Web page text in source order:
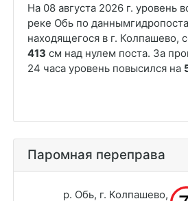
Паромная переправа
р. Обь, г. Колпашево,